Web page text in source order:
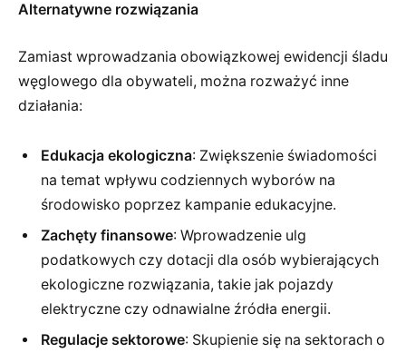
Alternatywne rozwiązania
Zamiast wprowadzania obowiązkowej ewidencji śladu
węglowego dla obywateli, można rozważyć inne
działania:
Edukacja ekologiczna: Zwiększenie świadomości
na temat wpływu codziennych wyborów na
środowisko poprzez kampanie edukacyjne.
Zachęty finansowe: Wprowadzenie ulg
podatkowych czy dotacji dla osób wybierających
ekologiczne rozwiązania, takie jak pojazdy
elektryczne czy odnawialne źródła energii.
Regulacje sektorowe: Skupienie się na sektorach o